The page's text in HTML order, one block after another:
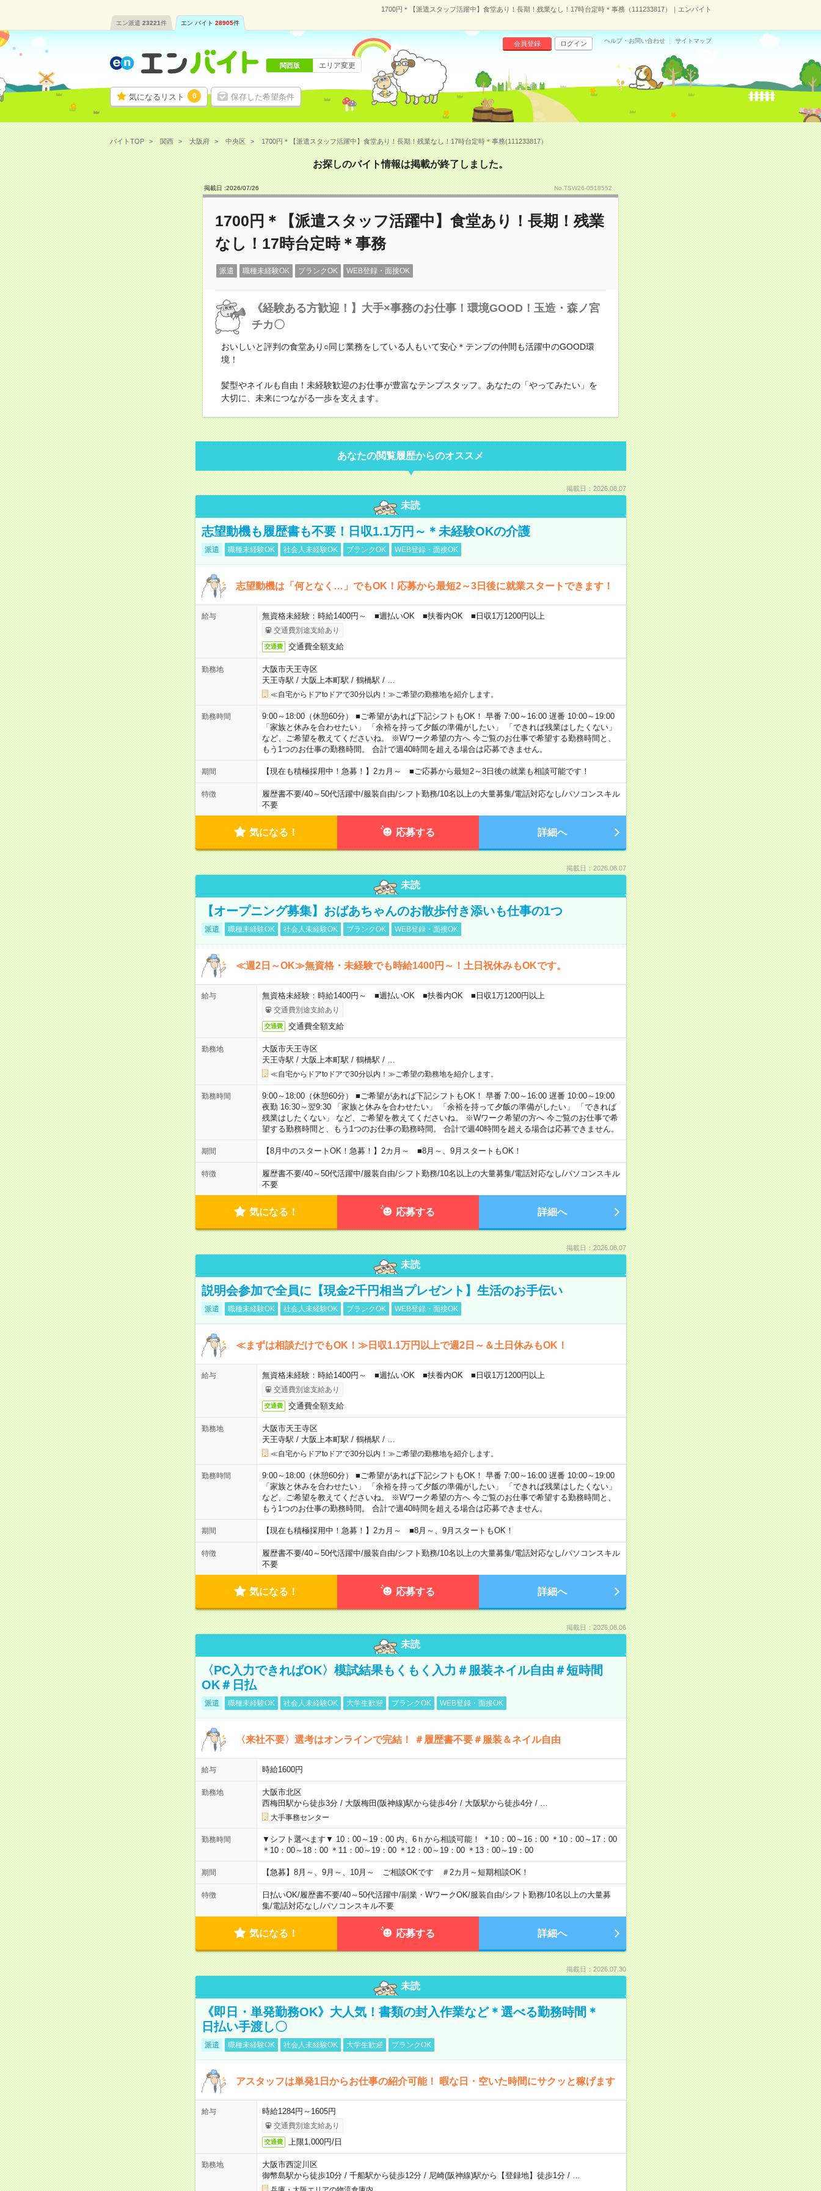
1700円＊【派遣スタッフ活躍中】食堂あり！長期！残業なし！17時台定時＊事務（111233817）｜エンバイト
エン派遣 23221件 エン バイト 28905件
気になるリスト 0 保存した希望条件
会員登録 ログイン ヘルプ・お問い合わせ サイトマップ
関西版 エリア変更
バイトTOP 関西 大阪府 中央区 1700円＊【派遣スタッフ活躍中】食堂あり！長期！残業なし！17時台定時＊事務(111233817）
お探しのバイト情報は掲載が終了しました。
掲載日 :2026/07/26 No.TSW26-0518552
1700円＊【派遣スタッフ活躍中】食堂あり！長期！残業
なし！17時台定時＊事務
派遣 職種未経験OK ブランクOK WEB登録・面接OK
《経験ある方歓迎！】大手×事務のお仕事！環境GOOD！玉造・森ノ宮
チカ〇
おいしいと評判の食堂あり○同じ業務をしている人もいて安心＊テンプの仲間も活躍中のGOOD環
境！
髪型やネイルも自由！未経験歓迎のお仕事が豊富なテンプスタッフ。あなたの「やってみたい」を
大切に、未来につながる一歩を支えます。
あなたの閲覧履歴からのオススメ
掲載日：2026.08.07
未読
志望動機も履歴書も不要！日収1.1万円～＊未経験OKの介護
派遣 職種未経験OK 社会人未経験OK ブランクOK WEB登録・面接OK
志望動機は「何となく…」でもOK！応募から最短2～3日後に就業スタートできます！
給与 無資格未経験：時給1400円～ ■週払いOK ■扶養内OK ■日収1万1200円以上
交通費別途支給あり
交通費 交通費全額支給
勤務地
大阪市天王寺区
天王寺駅 / 大阪上本町駅 / 鶴橋駅 /
≪自宅からドアtoドアで30分以内！≫ご希望の勤務地を紹介します。
勤務時間
9:00～18:00（休憩60分） ■ご希望があれば下記シフトもOK！ 早番 7:00～16:00 遅番 10:00～19:00
「家族と休みを合わせたい」 「余裕を持って夕飯の準備がしたい」 「できれば残業はしたくない」
など、ご希望を教えてくださいね。 ※Wワーク希望の方へ 今ご覧のお仕事で希望する勤務時間と、
もう1つのお仕事の勤務時間。 合計で週40時間を超える場合は応募できません。
期間 【現在も積極採用中！急募！】2カ月～ ■ご応募から最短2～3日後の就業も相談可能です！
特徴 履歴書不要/40～50代活躍中/服装自由/シフト勤務/10名以上の大量募集/電話対応なし/パソコンスキル
不要
気になる！ 応募する 詳細へ
掲載日：2026.08.07
未読
【オープニング募集】おばあちゃんのお散歩付き添いも仕事の1つ
派遣 職種未経験OK 社会人未経験OK ブランクOK WEB登録・面接OK
≪週2日～OK≫無資格・未経験でも時給1400円～！土日祝休みもOKです。
給与 無資格未経験：時給1400円～ ■週払いOK ■扶養内OK ■日収1万1200円以上
交通費別途支給あり
交通費 交通費全額支給
勤務地
大阪市天王寺区
天王寺駅 / 大阪上本町駅 / 鶴橋駅 /
≪自宅からドアtoドアで30分以内！≫ご希望の勤務地を紹介します。
勤務時間
9:00～18:00（休憩60分） ■ご希望があれば下記シフトもOK！ 早番 7:00～16:00 遅番 10:00～19:00
夜勤 16:30～翌9:30 「家族と休みを合わせたい」 「余裕を持って夕飯の準備がしたい」 「できれば
残業はしたくない」 など、ご希望を教えてくださいね。 ※Wワーク希望の方へ 今ご覧のお仕事で希
望する勤務時間と、もう1つのお仕事の勤務時間。 合計で週40時間を超える場合は応募できません。
期間 【8月中のスタートOK！急募！】2カ月～ ■8月～、9月スタートもOK！
特徴 履歴書不要/40～50代活躍中/服装自由/シフト勤務/10名以上の大量募集/電話対応なし/パソコンスキル
不要
気になる！ 応募する 詳細へ
掲載日：2026.08.07
未読
説明会参加で全員に【現金2千円相当プレゼント】生活のお手伝い
派遣 職種未経験OK 社会人未経験OK ブランクOK WEB登録・面接OK
≪まずは相談だけでもOK！≫日収1.1万円以上で週2日～＆土日休みもOK！
給与 無資格未経験：時給1400円～ ■週払いOK ■扶養内OK ■日収1万1200円以上
交通費別途支給あり
交通費 交通費全額支給
勤務地
大阪市天王寺区
天王寺駅 / 大阪上本町駅 / 鶴橋駅 /
≪自宅からドアtoドアで30分以内！≫ご希望の勤務地を紹介します。
勤務時間
9:00～18:00（休憩60分） ■ご希望があれば下記シフトもOK！ 早番 7:00～16:00 遅番 10:00～19:00
「家族と休みを合わせたい」 「余裕を持って夕飯の準備がしたい」 「できれば残業はしたくない」
など、ご希望を教えてくださいね。 ※Wワーク希望の方へ 今ご覧のお仕事で希望する勤務時間と、
もう1つのお仕事の勤務時間。 合計で週40時間を超える場合は応募できません。
期間 【現在も積極採用中！急募！】2カ月～ ■8月～、9月スタートもOK！
特徴 履歴書不要/40～50代活躍中/服装自由/シフト勤務/10名以上の大量募集/電話対応なし/パソコンスキル
不要
気になる！ 応募する 詳細へ
掲載日：2026.08.06
未読
〈PC入力できればOK〉模試結果もくもく入力＃服装ネイル自由＃短時間
OK＃日払
派遣 職種未経験OK 社会人未経験OK 大学生歓迎 ブランクOK WEB登録・面接OK
〈来社不要〉選考はオンラインで完結！ ＃履歴書不要＃服装＆ネイル自由
給与 時給1600円
勤務地
大阪市北区
西梅田駅から徒歩3分/ 大阪梅田(阪神線)駅から徒歩4分/ 大阪駅から徒歩4分/
大手事務センター
勤務時間
▼シフト選べます▼ 10：00～19：00 内、6ｈから相談可能！ ＊10：00～16：00 ＊10：00～17：00
＊10：00～18：00 ＊11：00～19：00 ＊12：00～19：00 ＊13：00～19：00
期間 【急募】8月～、9月～、10月～ ご相談OKです ＃2カ月～短期相談OK！
特徴 日払いOK/履歴書不要/40～50代活躍中/副業・WワークOK/服装自由/シフト勤務/10名以上の大量募
集/電話対応なし/パソコンスキル不要
気になる！ 応募する 詳細へ
掲載日：2026.07.30
未読
《即日・単発勤務OK》大人気！書類の封入作業など＊選べる勤務時間＊
日払い手渡し〇
派遣 職種未経験OK 社会人未経験OK 大学生歓迎 ブランクOK
アスタッフは単発1日からお仕事の紹介可能！ 暇な日・空いた時間にサクッと稼げます
給与 時給1284円～1605円
交通費別途支給あり
交通費 上限1,000円/日
勤務地
大阪市西淀川区
御幣島駅から徒歩10分/ 千船駅から徒歩12分/ 尼崎(阪神線)駅から【登録地】徒歩1分/